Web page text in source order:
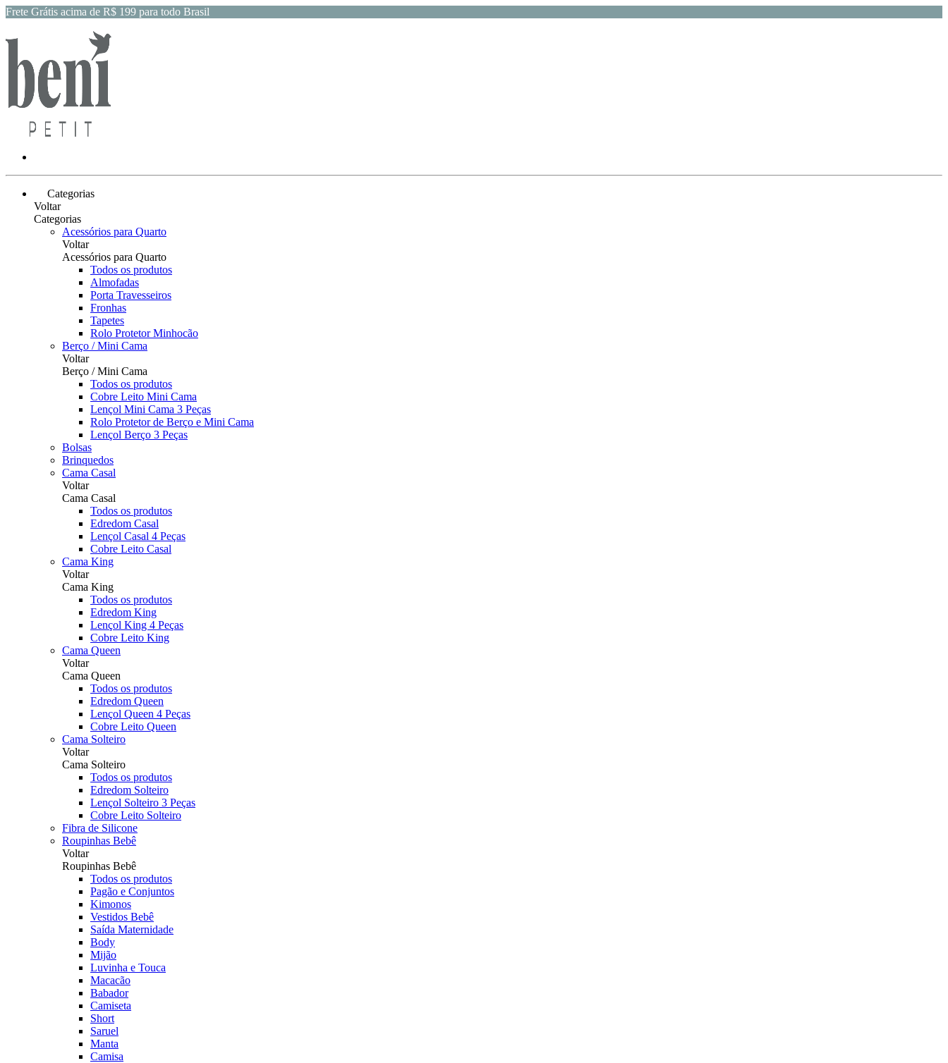
Frete Grátis acima de R$ 199 para todo Brasil
Categorias
Voltar
Categorias
Acessórios para Quarto
Voltar
Acessórios para Quarto
Todos os produtos
Almofadas
Porta Travesseiros
Fronhas
Tapetes
Rolo Protetor Minhocão
Berço / Mini Cama
Voltar
Berço / Mini Cama
Todos os produtos
Cobre Leito Mini Cama
Lençol Mini Cama 3 Peças
Rolo Protetor de Berço e Mini Cama
Lençol Berço 3 Peças
Bolsas
Brinquedos
Cama Casal
Voltar
Cama Casal
Todos os produtos
Edredom Casal
Lençol Casal 4 Peças
Cobre Leito Casal
Cama King
Voltar
Cama King
Todos os produtos
Edredom King
Lençol King 4 Peças
Cobre Leito King
Cama Queen
Voltar
Cama Queen
Todos os produtos
Edredom Queen
Lençol Queen 4 Peças
Cobre Leito Queen
Cama Solteiro
Voltar
Cama Solteiro
Todos os produtos
Edredom Solteiro
Lençol Solteiro 3 Peças
Cobre Leito Solteiro
Fibra de Silicone
Roupinhas Bebê
Voltar
Roupinhas Bebê
Todos os produtos
Pagão e Conjuntos
Kimonos
Vestidos Bebê
Saída Maternidade
Body
Mijão
Luvinha e Touca
Macacão
Babador
Camiseta
Short
Saruel
Manta
Camisa